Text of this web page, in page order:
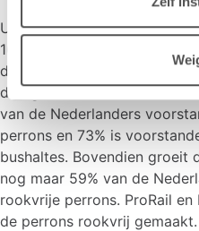
Uit een peiling van
1067 Nederlanders van 18
de Gezondheidsfondsen
draagvlak is voor het
van de Nederlanders
perrons en 73% is
bushaltes. Bovendien groeit
nog maar 59% van de
rookvrije perrons. ProRail
de perrons rookvrij gemaakt.